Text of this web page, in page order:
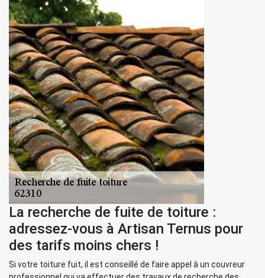
La recherche de fuite de toiture :
adressez-vous à Artisan Ternus pour
des tarifs moins chers !
Si votre toiture fuit, il est conseillé de faire appel à un couvreur